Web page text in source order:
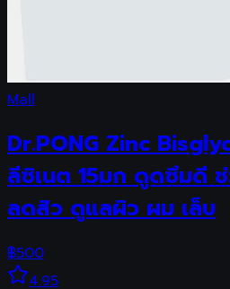
Mall
Dr.PONG Zinc
ลีซิเนต 15มก ดูดซึมดี
ลดสิว ดูแลผิว ผม เล็บ
฿500
4.95